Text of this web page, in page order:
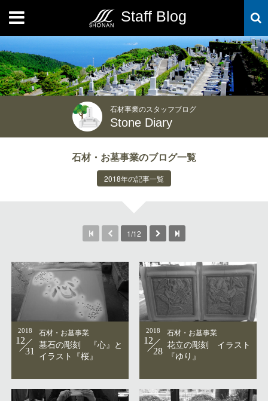
Staff Blog
MENU
石材事業のスタッフブログ
Stone Diary
石材・お墓事業のブログ一覧
2018年の記事一覧
1/12
2018
12
31
石材・お墓事業
墓石の彫刻 『心』と
イラスト『桜』
2018
12
28
石材・お墓事業
花立の彫刻 イラスト
『ゆり』